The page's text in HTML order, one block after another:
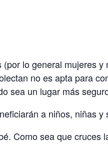
lo general mujeres
no es apta para
sea un lugar más
a niños, niñas
Como sea que